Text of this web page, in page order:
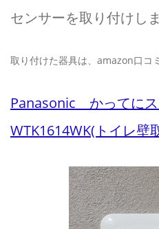
センサーを取り付けしま
取り付けた器具は、amazon口コ
Panasonic かってに
WTK1614WK(トイレ壁